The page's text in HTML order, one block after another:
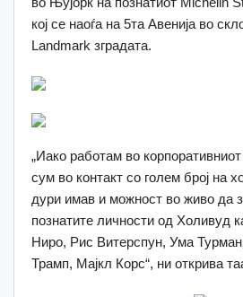
кој се наоѓа на 5та Авенија во
Landmark зградата.
„Иако работам во
сум во контакт со голем број на
дури имав и можност во живо да
познатите личности од Холивуд
Ниро, Рис Витерспун, Ума
Трамп, Мајкл Корс“, ни открива